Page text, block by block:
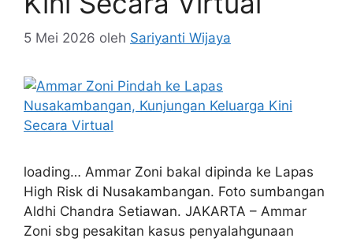
5 Mei 2026 oleh Sariyanti Wijaya
loading… Ammar Zoni bakal dipinda ke Lapas
High Risk di Nusakambangan. Foto sumbangan
Aldhi Chandra Setiawan. JAKARTA – Ammar
Zoni sbg pesakitan kasus penyalahgunaan